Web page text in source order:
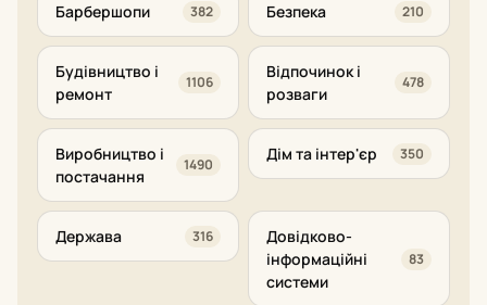
Барбершопи 382 Безпека 210
Будівництво і
ремонт
1106
Відпочинок і
розваги
478
Виробництво і
постачання
1490
Дім та інтер'єр 350
Держава 316
Довідково-
інформаційні
системи
83